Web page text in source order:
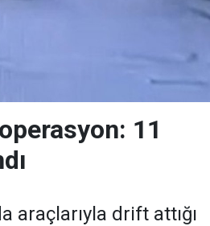
11
araçlarıyla drift attığı